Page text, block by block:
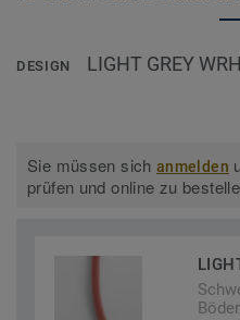
DESIGN LIGHT GREY
Sie müssen sichanmelden
prüfen und online zu